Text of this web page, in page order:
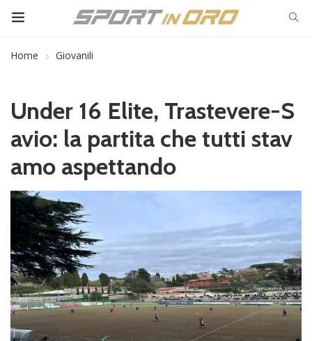
Home Giovanili
Under 16 Elite, Trastevere-S
avio: la partita che tutti stav
amo aspettando